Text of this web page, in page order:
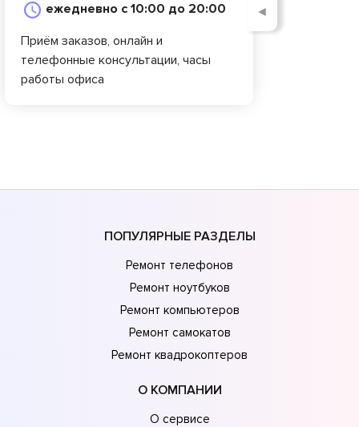
ежедневно с 10:00 до 20:00
Приём заказов, онлайн и
телефонные консультации, часы
работы офиса
◄
ПОПУЛЯРНЫЕ РАЗДЕЛЫ
Ремонт телефонов
Ремонт ноутбуков
Ремонт компьютеров
Ремонт самокатов
Ремонт квадрокоптеров
О КОМПАНИИ
О сервисе